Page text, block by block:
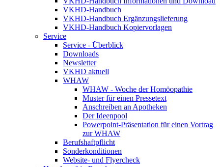
VKHD-Handbuch
VKHD-Handbuch Ergänzungslieferung
VKHD-Handbuch Kopiervorlagen
Service
Service - Überblick
Downloads
Newsletter
VKHD aktuell
WHAW
WHAW - Woche der Homöopathie
Muster für einen Pressetext
Anschreiben an Apotheken
Der Ideenpool
Powerpoint-Präsentation für einen Vortrag
zur WHAW
Berufshaftpflicht
Sonderkonditionen
Website- und Flyercheck